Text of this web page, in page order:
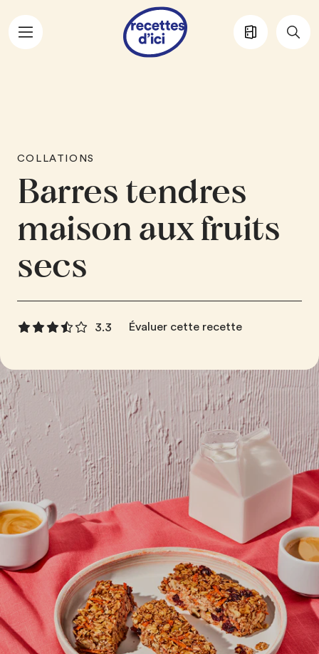
Aller au contenu principal
COLLATIONS
Barres tendres
maison aux fruits
secs
3.3 Évaluer cette recette